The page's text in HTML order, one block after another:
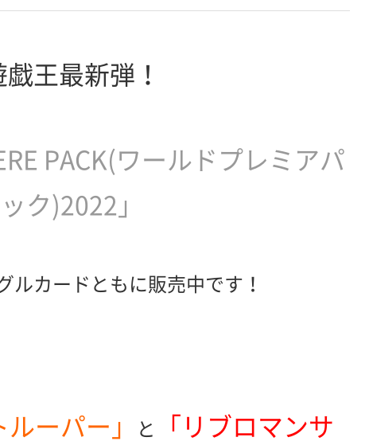
王最新弾！
PACK(ワールドプレミアパ
ック)2022」
ルカードともに販売中です！
ルーパー」 と
「リブロマンサ